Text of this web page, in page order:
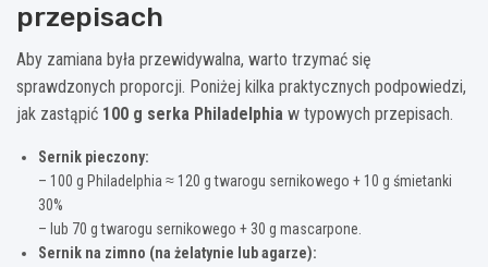
przepisach
Aby zamiana była przewidywalna, warto trzymać się
sprawdzonych proporcji. Poniżej kilka praktycznych podpowiedzi,
jak zastąpić 100 g serka Philadelphia w typowych przepisach.
Sernik pieczony:
– 100 g Philadelphia ≈ 120 g twarogu sernikowego + 10 g śmietanki
30%
– lub 70 g twarogu sernikowego + 30 g mascarpone.
Sernik na zimno (na żelatynie lub agarze):